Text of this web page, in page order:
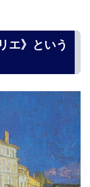
エ》という